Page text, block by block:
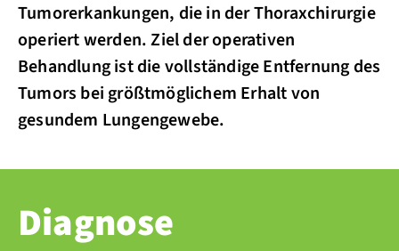
Tumorerkankungen, die in der Thoraxchirurgie
operiert werden. Ziel der operativen
Behandlung ist die vollständige Entfernung des
Tumors bei größtmöglichem Erhalt von
gesundem Lungengewebe.
Diagnose